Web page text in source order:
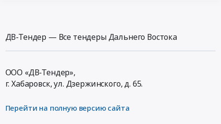
ДВ-Тендер — Все тендеры Дальнего Востока
ООО «ДВ-Тендер»,
г. Хабаровск,ул. Дзержинского, д. 65.
Перейти на полную версию сайта